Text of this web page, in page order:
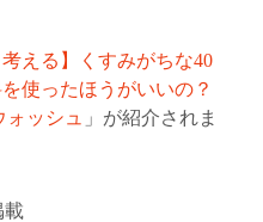
える】くすみがちな40
使ったほうがいいの？
ッシュ
」が紹介されま
載